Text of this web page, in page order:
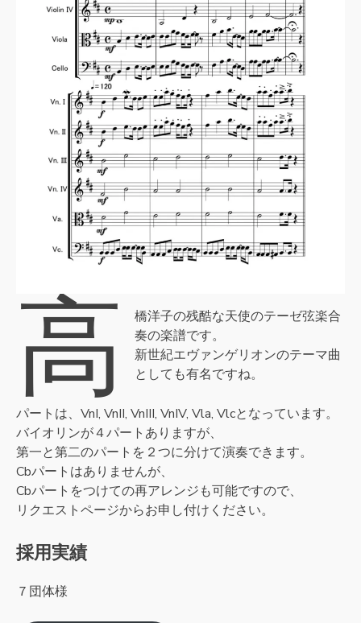
高
橋洋子の残酷な天使のテーゼ弦楽合
奏の楽譜です。
新世紀エヴァンゲリオンのテーマ曲
としても有名ですね。
パートは、VnI, VnII, VnIII, VnIV, Vla, Vlcとなっています。
バイオリンが４パートありますが、
第一と第二のパートを２つに分けて演奏できます。
Cbパートはありませんが、
Cbパートをつけての再アレンジも可能ですので、
リクエストページからお申し付けください。
採用実績
７団体様